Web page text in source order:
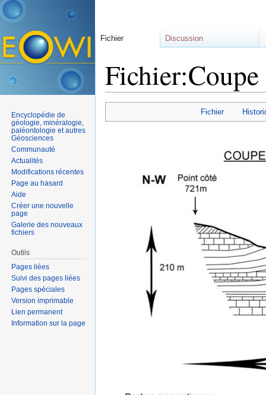
Fichier
Fichier Discussion
Encyclopédie de
géologie, minéralogie,
paléontologie et autres
Géosciences
Communauté
Actualités
Modifications récentes
Page au hasard
Aide
Créer une nouvelle
page
Galerie des nouveaux
fichiers
Outils
Pages liées
Suivi des pages liées
Pages spéciales
Version imprimable
Lien permanent
Information sur la page